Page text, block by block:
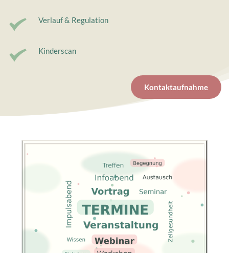
Verlauf & Regulation
Kinderscan
Kontaktaufnahme